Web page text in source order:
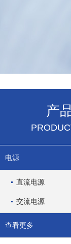
产
电源
直流电源
交流电源
查看更多